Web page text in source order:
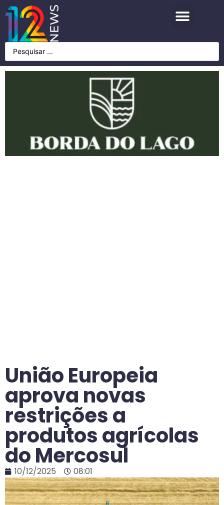
União Europeia
aprova novas
restrições a
produtos agrícolas
do Mercosul
10/12/2025 08:01